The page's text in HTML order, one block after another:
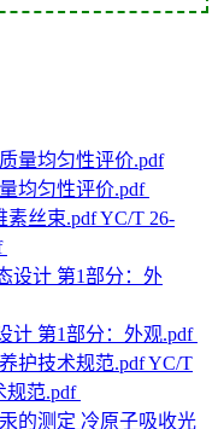
均匀性评价.pdf
YC/T 26-
计 第1部分：外观.pdf
YC/T
规范.pdf